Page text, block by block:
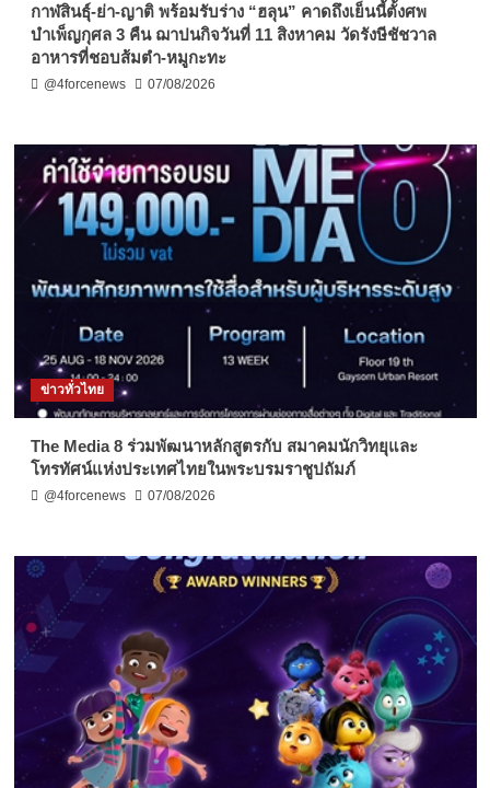
กาฬสินธุ์-ย่า-ญาติ พร้อมรับร่าง “ฮลุน” คาดถึงเย็นนี้ตั้งศพ
บำเพ็ญกุศล 3 คืน ฌาปนกิจวันที่ 11 สิงหาคม วัดรังษีชัชวาล
อาหารที่ชอบส้มตำ-หมูกะทะ
@4forcenews 07/08/2026
ข่าวทั่วไทย
The Media 8 ร่วมพัฒนาหลักสูตรกับ สมาคมนักวิทยุและ
โทรทัศน์แห่งประเทศไทยในพระบรมราชูปถัมภ์
@4forcenews 07/08/2026